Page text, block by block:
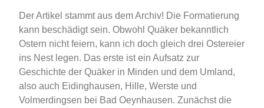
Der Artikel stammt aus dem Archiv! Die Formatierung
kann beschädigt sein. Obwohl Quäker bekanntlich
Ostern nicht feiern, kann ich doch gleich drei Ostereier
ins Nest legen. Das erste ist ein Aufsatz zur
Geschichte der Quäker in Minden und dem Umland,
also auch Eidinghausen, Hille, Werste und
Volmerdingsen bei Bad Oeynhausen. Zunächst die